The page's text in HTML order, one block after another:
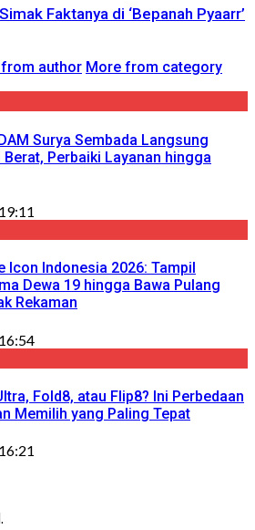
Faktanya di ‘Bepanah Pyaarr’
author More from category
Surya Sembada Langsung
Perbaiki Layanan hingga
Icon Indonesia 2026: Tampil
Dewa 19 hingga Bawa Pulang
Rekaman
Fold8, atau Flip8? Ini Perbedaan
Memilih yang Paling Tepat